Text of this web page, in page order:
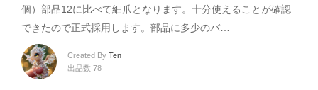
個）部品12に比べて細爪となります。十分使えることが確認
できたので正式採用します。部品に多少のバ…
Created By Ten
出品数 78